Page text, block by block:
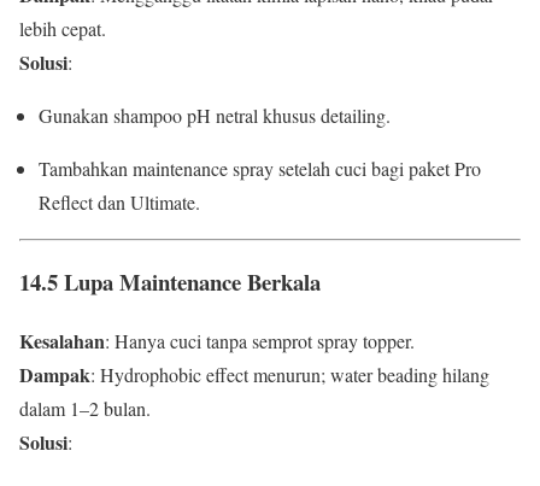
lebih cepat.
Solusi:
Gunakan shampoo pH netral khusus detailing.
Tambahkan maintenance spray setelah cuci bagi paket Pro
Reflect dan Ultimate.
14.5 Lupa Maintenance Berkala
Kesalahan: Hanya cuci tanpa semprot spray topper.
Dampak: Hydrophobic effect menurun; water beading hilang
dalam 1–2 bulan.
Solusi: